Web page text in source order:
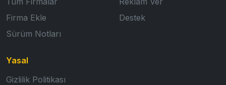
Firma Ekle
Sürüm Notları
Destek
Yasal
Gizlilik Politikası